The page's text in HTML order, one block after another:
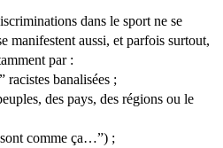
dans le sport ne se
manifestent aussi, et parfois surtout,
par :
racistes banalisées ;
des pays, des régions ou le
comme ça…”) ;